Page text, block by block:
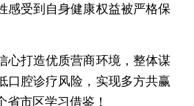
感受到自身健康权益被严格保
心打造优质营商环境，整体谋
口腔诊疗风险，实现多方共赢
省市区学习借鉴！